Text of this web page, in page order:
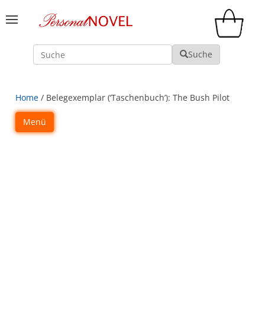
Suche Suche
Home / Belegexemplar (‘Taschenbuch’): The Bush Pilot
Menü